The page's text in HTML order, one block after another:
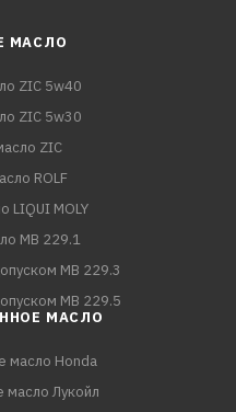
МАСЛО
ZIC 5w40
ZIC 5w30
ZIC
ROLF
LIQUI MOLY
MB 229.1
MB 229.3
MB 229.5
МАСЛО
масло Honda
масло Лукойл